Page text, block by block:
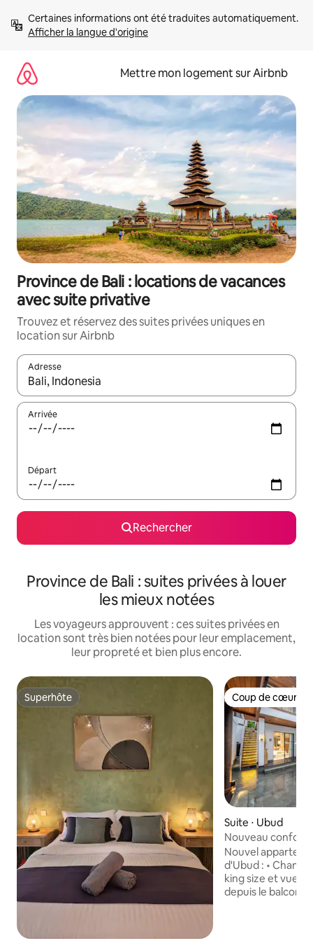
directement
Afficher la langue d'origine
Mettre mon logement sur Airbnb
Province de Bali : locations de vacances
avec suite privative
Trouvez et réservez des suites privées uniques en
location sur Airbnb
Adresse
Lorsque les résultats s'affichent, utilisez les flèches vers le
Arrivée
Départ
Rechercher
Province de Bali : suites privées à louer
les mieux notées
Les voyageurs approuvent : ces suites privées en
location sont très bien notées pour leur emplacement,
leur propreté et bien plus encore.
Superhôte
Superhôte Coup de cœur
Coup de cœur
Suite ⋅ Ubud
Nouveau
jungle • Piscine et
Nouvel
d'Ubud : •
king size et vue
depuis le balcon •